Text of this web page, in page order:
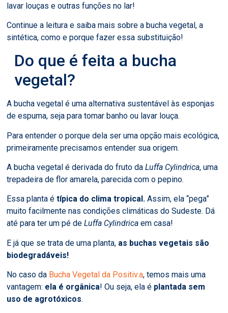
lavar louças e outras funções no lar!
Continue a leitura e saiba mais sobre a bucha vegetal, a
sintética, como e porque fazer essa substituição!
Do que é feita a bucha
vegetal?
A bucha vegetal é uma alternativa sustentável às esponjas
de espuma, seja para tomar banho ou lavar louça.
Para entender o porque dela ser uma opção mais ecológica,
primeiramente precisamos entender sua origem.
A bucha vegetal é derivada do fruto daLuffa Cylindrica, uma
trepadeira de flor amarela, parecida com o pepino.
Essa planta étípica do clima tropical.Assim, ela “pega”
muito facilmente nas condições climáticas do Sudeste. Dá
até para ter um pé deLuffa Cylindrica em casa!
E já que se trata de uma planta, as buchas vegetais são
biodegradáveis!
No caso da Bucha Vegetal da Positiv.a, temos mais uma
vantagem: ela é orgânica! Ou seja, ela é plantada sem
uso de agrotóxicos.